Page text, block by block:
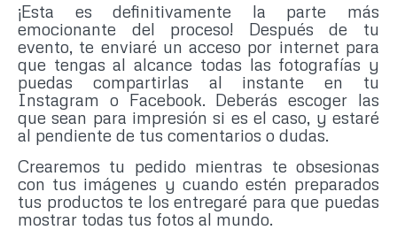
¡Esta es definitivamente la parte más
emocionante del proceso! Después de tu
evento, te enviaré un acceso por internet para
que tengas al alcance todas las fotografías y
puedas compartirlas al instante en tu
Instagram o Facebook. Deberás escoger las
que sean para impresión si es el caso, y estaré
al pendiente de tus comentarios o dudas.
Crearemos tu pedido mientras te obsesionas
con tus imágenes y cuando estén preparados
tus productos te los entregaré para que puedas
mostrar todas tus fotos al mundo.